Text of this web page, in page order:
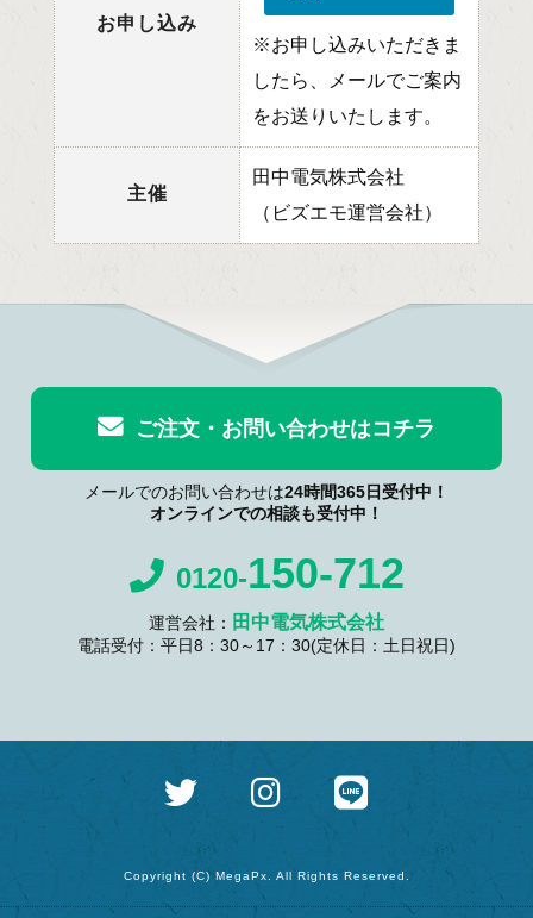
お申し込み
※お申し込みいただきま
したら、メールでご案内
をお送りいたします。
主催
田中電気株式会社
（ビズエモ運営会社）
ご注文・お問い合わせはコチラ
メールでのお問い合わせは24時間365日受付中！
オンラインでの相談も受付中！
0120-150-712
運営会社： 田中電気株式会社
電話受付：平日8：30～17：30(定休日：土日祝日)
Copyright (C) MegaPx. All Rights Reserved.